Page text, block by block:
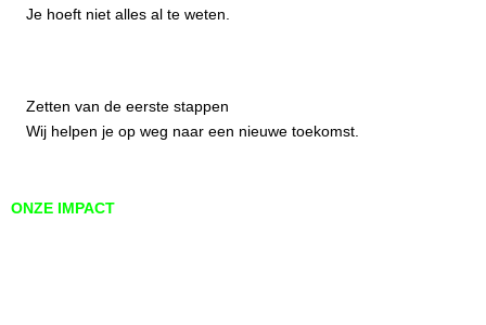
Je hoeft niet alles al te weten.
Zetten van de eerste stappen
Wij helpen je op weg naar een nieuwe toekomst.
ONZE IMPACT